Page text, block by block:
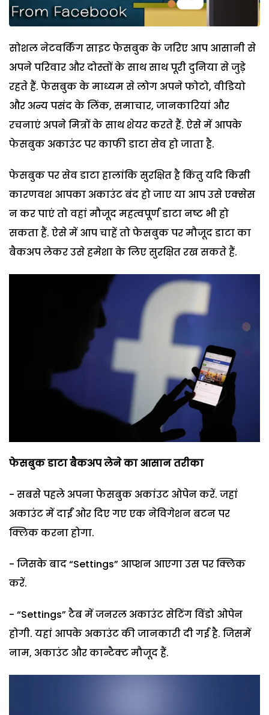
सोशल नेटवर्किंग साइट फेसबुक के जरिए आप आसानी से
अपने परिवार और दोस्तों के साथ साथ पूरी दुनिया से जुड़े
रहते हैं. फेसबुक के माध्यम से लोग अपने फोटो, वीडियो
और अन्य पसंद के लिंक, समाचार, जानकारियां और
रचनाएं अपने मित्रों के साथ शेयर करते हैं. ऐसे में आपके
फेसबुक अकाउंट पर काफी डाटा सेव हो जाता है.
फेसबुक पर सेव डाटा हालांकि सुरक्षित है किंतु यदि किसी
कारणवश आपका अकाउंट बंद हो जाए या आप उसे एक्सेस
न कर पाएं तो वहां मौजूद महत्वपूर्ण डाटा नष्ट भी हो
सकता हैं. ऐसे में आप चाहें तो फेसबुक पर मौजूद डाटा का
बैकअप लेकर उसे हमेशा के लिए सुरक्षित रख सकते हैं.
फेसबुक डाटा बैकअप लेने का आसान तरीका
- सबसे पहले अपना फेसबुक अकांउट ओपेन करें. जहां
अकाउंट में दाईं ओर दिए गए एक नेविगेशन बटन पर
क्लिक करना होगा.
- जिसके बाद “Settings” आप्शन आएगा उस पर क्लिक
करें.
- “Settings” टैब में जनरल अकाउंट सेटिंग विंडो ओपेन
होगी. यहां आपके अकाउंट की जानकारी दी गई है. जिसमें
नाम, अकाउंट और कान्टैक्ट मौजूद हैं.